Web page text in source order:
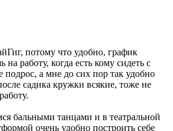
потому что удобно, график
работу, когда есть кому сидеть с
подрос, а мне до сих пор так удобно
садика кружки всякие, тоже не
бальными танцами и в театральной
очень удобно построить себе